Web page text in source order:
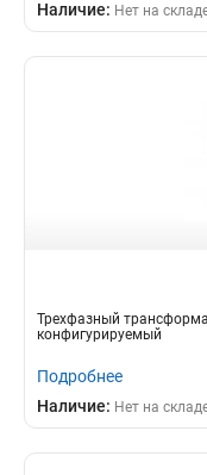
Наличие: Нет на
Трехфазный
конфигурируемый
Подробнее
Наличие: Нет на